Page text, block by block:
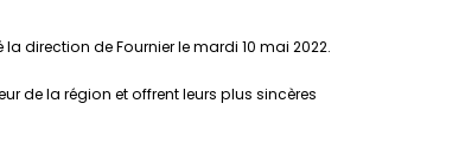
direction de Fournier le mardi 10 mai 2022.
de la région et offrent leurs plus sincères